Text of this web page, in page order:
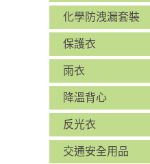
化學防洩漏套裝
保護衣
雨衣
降溫背心
反光衣
交通安全用品